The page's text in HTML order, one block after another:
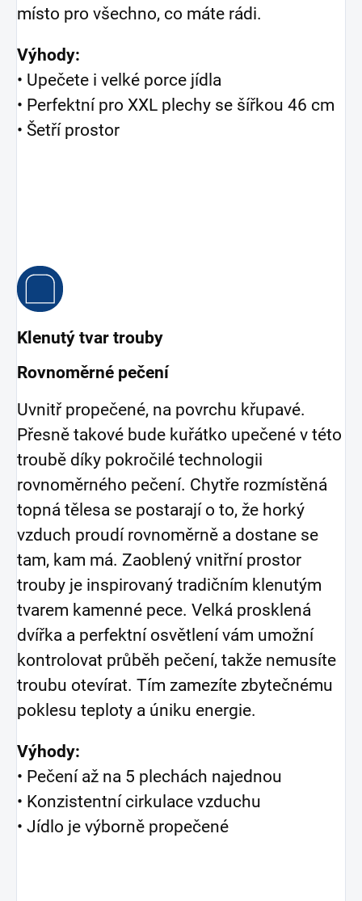
místo pro všechno, co máte rádi.
Výhody:
• Upečete i velké porce jídla
• Perfektní pro XXL plechy se šířkou 46 cm
• Šetří prostor
Klenutý tvar trouby
Rovnoměrné pečení
Uvnitř propečené, na povrchu křupavé.
Přesně takové bude kuřátko upečené v této
troubě díky pokročilé technologii
rovnoměrného pečení. Chytře rozmístěná
topná tělesa se postarají o to, že horký
vzduch proudí rovnoměrně a dostane se
tam, kam má. Zaoblený vnitřní prostor
trouby je inspirovaný tradičním klenutým
tvarem kamenné pece. Velká prosklená
dvířka a perfektní osvětlení vám umožní
kontrolovat průběh pečení, takže nemusíte
troubu otevírat. Tím zamezíte zbytečnému
poklesu teploty a úniku energie.
Výhody:
• Pečení až na 5 plechách najednou
• Konzistentní cirkulace vzduchu
• Jídlo je výborně propečené